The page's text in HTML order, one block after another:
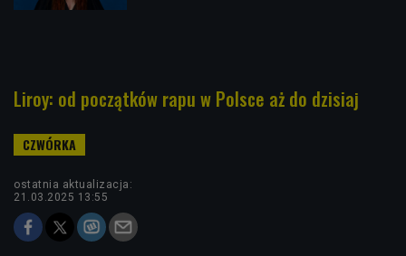
Liroy: od początków rapu w Polsce aż do dzisiaj
ostatnia aktualizacja:
21.03.2025 13:55